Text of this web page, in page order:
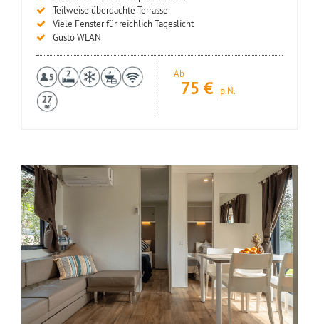
Teilweise überdachte Terrasse
Viele Fenster für reichlich Tageslicht
Gusto WLAN
Ab
75 € p.N.